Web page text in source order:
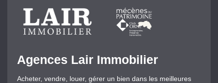
Agences Lair Immobilier
Acheter, vendre, louer, gérer un bien dans les meilleures